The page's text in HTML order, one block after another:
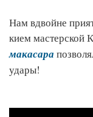
Нам вдвойне
кием мастерской
макасара
удары!